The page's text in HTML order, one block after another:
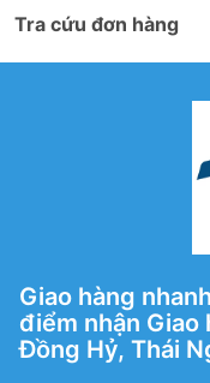
Tra cứu đơn hàng
Giao hàng
điểm nhận Giao
Đồng Hỷ, Thái